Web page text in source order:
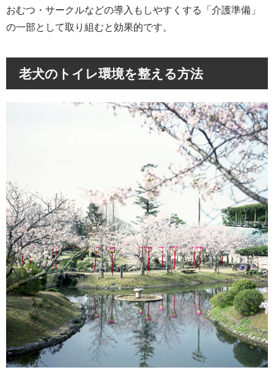
おむつ・サークルなどの導入もしやすくする「介護準備」
の一部として取り組むと効果的です。
老犬のトイレ環境を整える方法